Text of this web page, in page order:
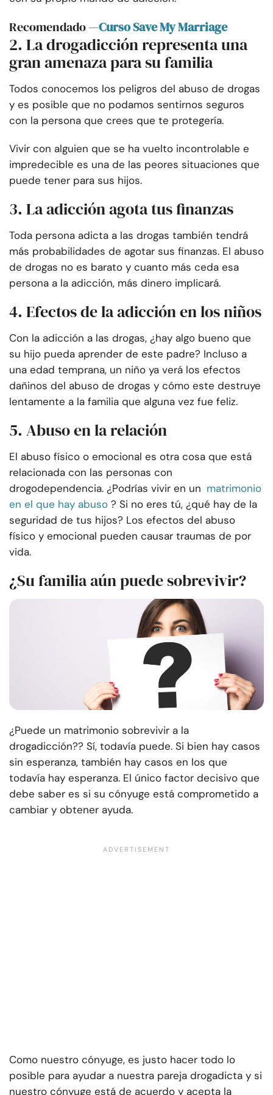
Recomendado —Curso Save My Marriage
2. La drogadicción representa una
gran amenaza para su familia
Todos conocemos los peligros del abuso de drogas
y es posible que no podamos sentirnos seguros
con la persona que crees que te protegería.
Vivir con alguien que se ha vuelto incontrolable e
impredecible es una de las peores situaciones que
puede tener para sus hijos.
3. La adicción agota tus finanzas
Toda persona adicta a las drogas también tendrá
más probabilidades de agotar sus finanzas. El abuso
de drogas no es barato y cuanto más ceda esa
persona a la adicción, más dinero implicará.
4. Efectos de la adicción en los niños
Con la adicción a las drogas, ¿hay algo bueno que
su hijo pueda aprender de este padre? Incluso a
una edad temprana, un niño ya verá los efectos
dañinos del abuso de drogas y cómo este destruye
lentamente a la familia que alguna vez fue feliz.
5. Abuso en la relación
El abuso físico o emocional es otra cosa que está
relacionada con las personas con
drogodependencia. ¿Podrías vivir en un matrimonio
en el que hay abuso ? Si no eres tú, ¿qué hay de la
seguridad de tus hijos? Los efectos del abuso
físico y emocional pueden causar traumas de por
vida.
¿Su familia aún puede sobrevivir?
¿Puede un matrimonio sobrevivir a la
drogadicción?? Sí, todavía puede. Si bien hay casos
sin esperanza, también hay casos en los que
todavía hay esperanza. El único factor decisivo que
debe saber es si su cónyuge está comprometido a
cambiar y obtener ayuda.
Como nuestro cónyuge, es justo hacer todo lo
posible para ayudar a nuestra pareja drogadicta y si
nuestro cónyuge está de acuerdo y acepta la